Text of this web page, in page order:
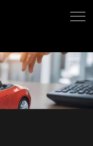
No hay